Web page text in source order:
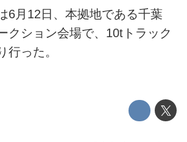
6月12日、本拠地である千葉
クション会場で、10tトラック
行った。